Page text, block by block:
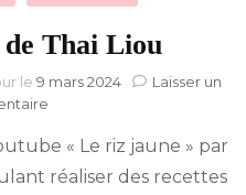
Thai Liou
le 9 mars 2024
Laisser un
Riz
Jaune
« Le riz jaune » par
réaliser des recettes